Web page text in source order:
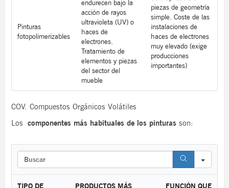
Pinturas
fotopolimerizables
endurecen bajo la
acción de rayos
ultravioleta (UV) o
haces de
electrones.
Tratamiento de
elementos y piezas
del sector del
mueble
piezas de geometría
simple. Coste de las
instalaciones de
haces de electrones
muy elevado (exige
producciones
importantes)
COV. Compuestos Orgánicos Volátiles
Los componentes más habituales de los pinturas son:
r
TIPO DE
PRODUCTOS MÁS
FUNCIÓN QUE